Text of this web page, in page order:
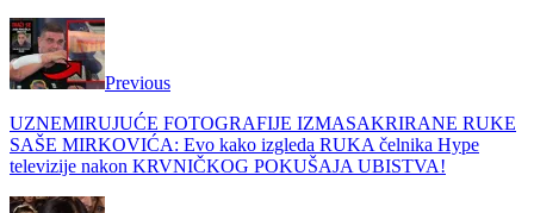
Previous
UZNEMIRUJUĆE FOTOGRAFIJE IZMASAKRIRANE RUKE
SAŠE MIRKOVIĆA: Evo kako izgleda RUKA čelnika Hype
televizije nakon KRVNIČKOG POKUŠAJA UBISTVA!